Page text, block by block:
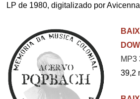
LP de 1980, digitalizado por Avicenna
MP3
39,2